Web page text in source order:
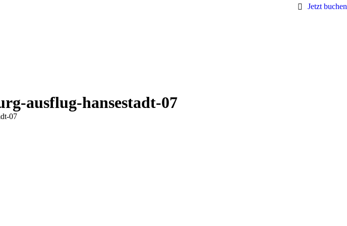
Jetzt buchen
ausflug-hansestadt-07
07